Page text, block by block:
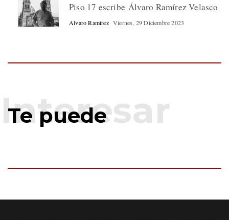
Piso 17 escribe Álvaro Ramírez Velasco
Alvaro Ramírez Viernes, 29 Diciembre 2023
Te puede